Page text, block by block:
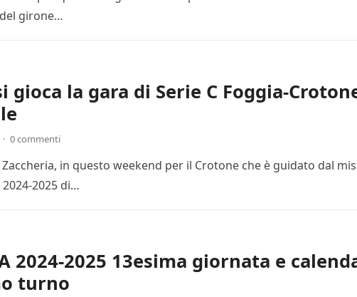
girone…
gioca la gara di Serie C Foggia-
· 0 commenti
in questo weekend per il Crotone che è guidato dal
2025 di…
2024-2025 13esima giornata e
turno